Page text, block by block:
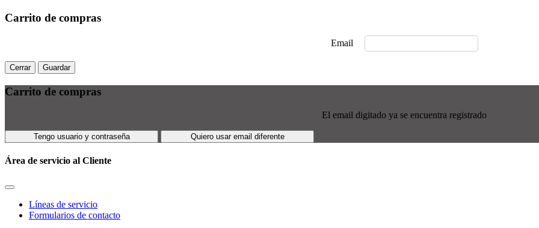
Carrito de compras
Email
Cerrar Guardar
Carrito de compras
El email digitado ya se encuentra registrado
Tengo usuario y contraseña Quiero usar email diferente
Área de servicio al Cliente
Líneas de servicio
Formularios de contacto